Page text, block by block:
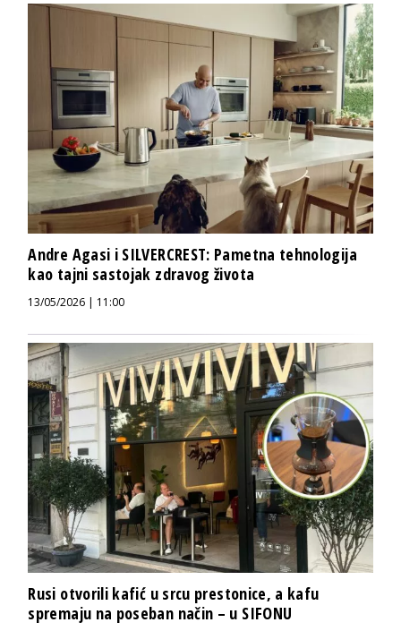
Andre Agasi i SILVERCREST: Pametna tehnologija
kao tajni sastojak zdravog života
13/05/2026 | 11:00
Rusi otvorili kafić u srcu prestonice, a kafu
spremaju na poseban način – u SIFONU